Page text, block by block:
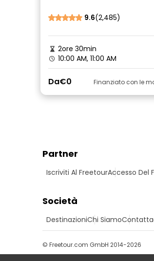
9.6(2,485)
2ore 30min
10:00 AM, 11:00 AM
Da€0 Finanziato con le
Partner
Iscriviti Al FreetourAccesso Del
Società
DestinazioniChi Siamo
© Freetour.com GmbH 2014-2026